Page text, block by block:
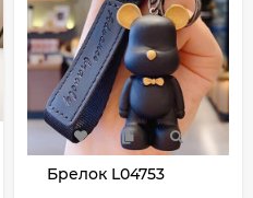
Брелок L04753